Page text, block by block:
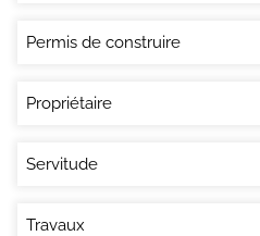
Permis de construire
Propriétaire
Servitude
Travaux